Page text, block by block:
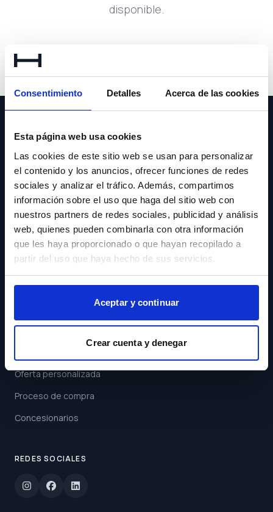
Consentimiento Detalles Acerca de las cookies
Esta página web usa cookies
Las cookies de este sitio web se usan para personalizar
el contenido y los anuncios, ofrecer funciones de redes
sociales y analizar el tráfico. Además, compartimos
información sobre el uso que haga del sitio web con
nuestros partners de redes sociales, publicidad y análisis
web, quienes pueden combinarla con otra información
que les haya proporcionado o que hayan recopilado a
partir del uso que haya hecho de sus servicios.
Aceptar y continuar
Crear cuenta y denegar
disponible.
NEWSLETTER
Suscríbete y recibe las últimas novedades y ofertas.
Acepto los
Términos y
Condiciones
Suscribirse
ENLACES
Oferta personalizada
Proceso de compra
Concesionarios
REDES SOCIALES